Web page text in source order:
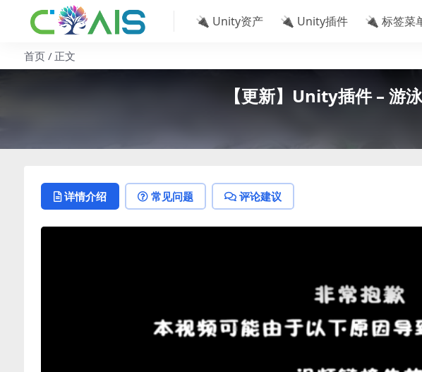
🔌 Unity资产 🔌 Unity插件 🔌 标签菜
首页 正文
【更新】Unity插件 –
详情介绍 常见问题 评论建议